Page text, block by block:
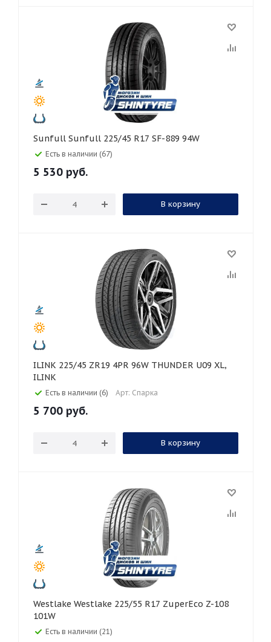
Sunfull Sunfull 225/45 R17 SF-889 94W
Есть в наличии (67)
5 530 руб.
В корзину
ILINK 225/45 ZR19 4PR 96W THUNDER U09 XL,
ILINK
Есть в наличии (6) Арт: Спарка
5 700 руб.
В корзину
Westlake Westlake 225/55 R17 ZuperEco Z-108
101W
Есть в наличии (21)